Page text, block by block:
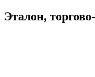
Эталон,